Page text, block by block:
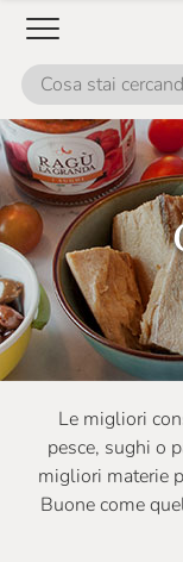
Le migliori
pesce, sughi o
migliori materie
Buone come